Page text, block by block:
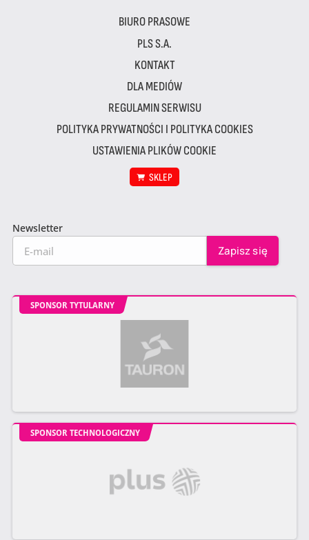
BIURO PRASOWE
PLS S.A.
KONTAKT
DLA MEDIÓW
REGULAMIN SERWISU
POLITYKA PRYWATNOŚCI I POLITYKA COOKIES
USTAWIENIA PLIKÓW COOKIE
SKLEP
Newsletter
SPONSOR TYTULARNY
SPONSOR TECHNOLOGICZNY